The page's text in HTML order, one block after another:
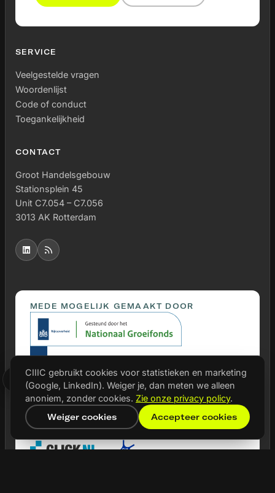
SERVICE
Veelgestelde vragen
Woordenlijst
Code of conduct
Toegankelijkheid
CONTACT
Groot Handelsgebouw
Stationsplein 45
Unit C7.054 – C7.056
3013 AK Rotterdam
MEDE MOGELIJK GEMAAKT DOOR
PARTNERS
CIIIC gebruikt cookies voor statistieken en marketing
(Google, LinkedIn). Weiger je, dan meten we alleen
anoniem, zonder cookies. Zie onze privacy policy.
Weiger cookies Accepteer cookies